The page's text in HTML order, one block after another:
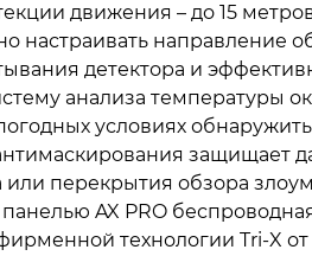
движения – до 15
настраивать направление
детектора и
анализа температуры
условиях
защищает
или перекрытия обзора
AX PRO
технологии Tri-X